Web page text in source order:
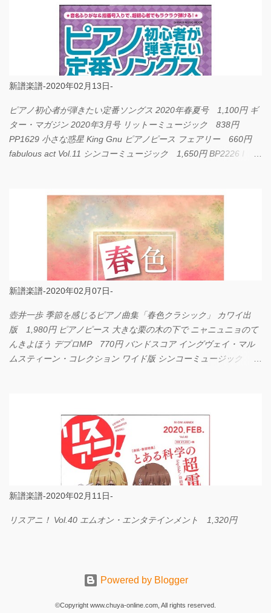
新譜楽譜-2020年02月13日-
ピアノ初心者が弾きたい定番ソングス 2020年春夏号 1,100円 ギ
ター・マガジン 2020年3月号 リットーミュージック 838円
PP1629 小さな惑星 King Gnu ピアノピース フェアリー 660円
fabulous act Vol.11 シンコーミュージック 1,650円 BP2226 I
新譜楽譜-2020年02月07日-
壺井一歩 季節を感じるピアノ曲集「春色クラシック」 カワイ出
版 1,980円 ピアノピース 大きな栗の木の下で ニャニュニョのて
んきよほう デプロMP 770円 バンドスコア イングヴェイ・マル
ムスティーン・コレクション ワイド版 シンコーミュージック
新譜楽譜-2020年02月11日-
リスアニ！ Vol.40 エムオン・エンタテインメント 1,320円
Powered by Blogger
©Copyright www.chuya-online.com, All rights reserved.